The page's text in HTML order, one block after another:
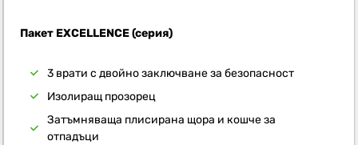
Пакет EXCELLENCE (серия)
3 врати с двойно заключване за безопасност
Изолиращ прозорец
Затъмняваща плисирана щора и кошче за
отпадъци